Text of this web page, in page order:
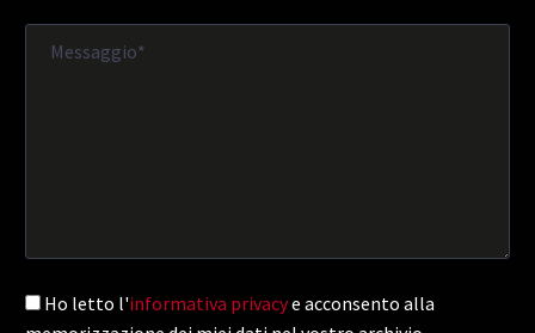
Ho letto l'informativa privacye acconsento alla